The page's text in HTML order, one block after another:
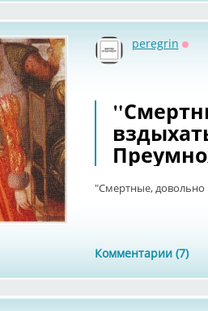
peregrin
"Смертные,
Комментарии (7)